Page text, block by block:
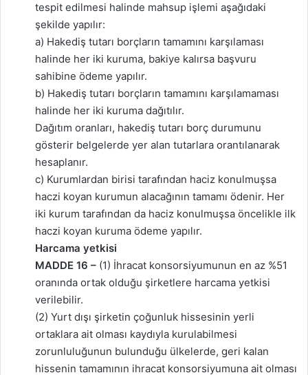
tespit edilmesi halinde mahsup işlemi aşağıdaki
şekilde yapılır:
a) Hakediş tutarı borçların tamamını karşılaması
halinde her iki kuruma, bakiye kalırsa başvuru
sahibine ödeme yapılır.
b) Hakediş tutarı borçların tamamını karşılamaması
halinde her iki kuruma dağıtılır.
Dağıtım oranları, hakediş tutarı borç durumunu
gösterir belgelerde yer alan tutarlara orantılanarak
hesaplanır.
c) Kurumlardan birisi tarafından haciz konulmuşsa
haczi koyan kurumun alacağının tamamı ödenir. Her
iki kurum tarafından da haciz konulmuşsa öncelikle ilk
haczi koyan kuruma ödeme yapılır.
Harcama yetkisi
MADDE 16 – (1) İhracat konsorsiyumunun en az %51
oranında ortak olduğu şirketlere harcama yetkisi
verilebilir.
(2) Yurt dışı şirketin çoğunluk hissesinin yerli
ortaklara ait olması kaydıyla kurulabilmesi
zorunluluğunun bulunduğu ülkelerde, geri kalan
hissenin tamamının ihracat konsorsiyumuna ait olması